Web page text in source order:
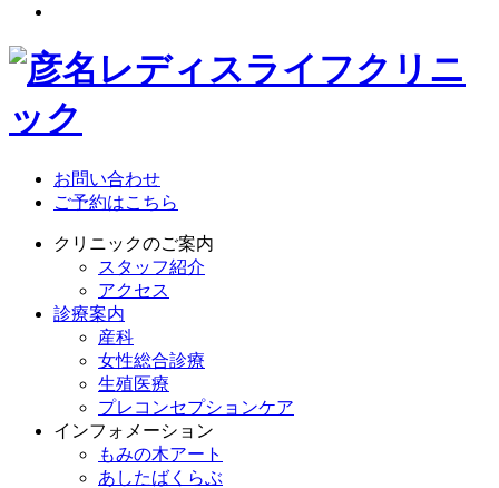
お問い合わせ
ご予約はこちら
クリニックのご案内
スタッフ紹介
アクセス
診療案内
産科
女性総合診療
生殖医療
プレコンセプションケア
インフォメーション
もみの木アート
あしたばくらぶ